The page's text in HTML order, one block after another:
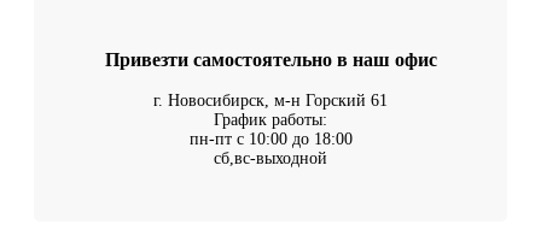
Привезти самостоятельно в наш офис
г. Новосибирск, м-н Горский 61
График работы:
пн-пт с 10:00 до 18:00
сб,вс-выходной